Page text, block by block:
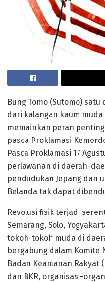
Bung Tomo (Sutomo)
dari kalangan kaum
memainkan peran
pasca Proklamasi
Pasca Proklamasi 17
perlawanan di daerah-
pendudukan Jepang dan
Belanda tak dapat
Revolusi fisik terjadi
Semarang, Solo,
tokoh-tokoh muda di
bergabung dalam Komite
Badan Keamanan Rakyat
dan BKR, organisasi-